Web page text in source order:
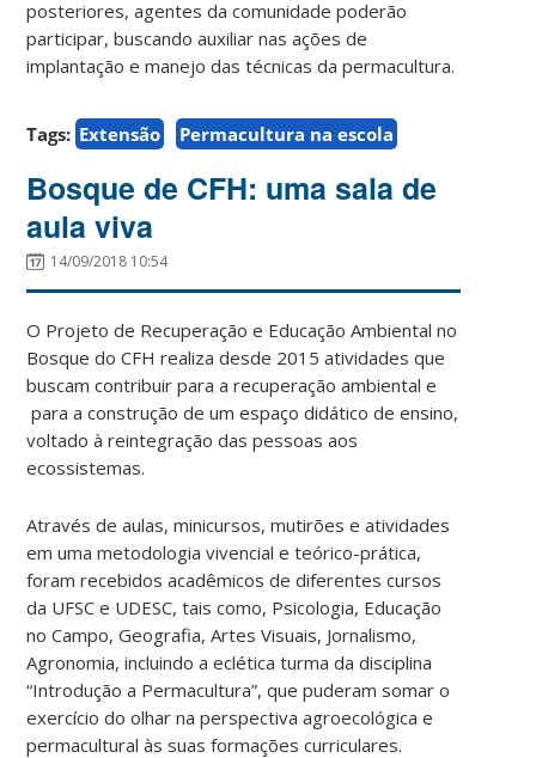
posteriores, agentes da comunidade poderão
participar, buscando auxiliar nas ações de
implantação e manejo das técnicas da permacultura.
Tags: Extensão Permacultura na escola
Bosque de CFH: uma sala de
aula viva
14/09/2018 10:54
O Projeto de Recuperação e Educação Ambiental no
Bosque do CFH realiza desde 2015 atividades que
buscam contribuir para a recuperação ambiental e
para a construção de um espaço didático de ensino,
voltado à reintegração das pessoas aos
ecossistemas.
Através de aulas, minicursos, mutirões e atividades
em uma metodologia vivencial e teórico-prática,
foram recebidos acadêmicos de diferentes cursos
da UFSC e UDESC, tais como, Psicologia, Educação
no Campo, Geografia, Artes Visuais, Jornalismo,
Agronomia, incluindo a eclética turma da disciplina
“Introdução a Permacultura”, que puderam somar o
exercício do olhar na perspectiva agroecológica e
permacultural às suas formações curriculares.